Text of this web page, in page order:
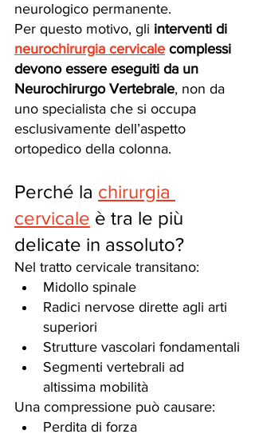
neurologico permanente.
Per questo motivo, gli interventi di
neurochirurgia cervicale complessi
devono essere eseguiti da un
Neurochirurgo Vertebrale, non da
uno specialista che si occupa
esclusivamente dell’aspetto
ortopedico della colonna.
Perché la chirurgia
cervicale è tra le più
delicate in assoluto?
Nel tratto cervicale transitano:
Midollo spinale
Radici nervose dirette agli arti
superiori
Strutture vascolari fondamentali
Segmenti vertebrali ad
altissima mobilità
Una compressione può causare:
Perdita di forza